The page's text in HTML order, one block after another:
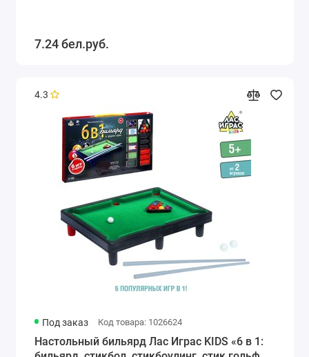
7.24 бел.руб.
4.3
Под заказ Код товара: 1026624
Настольный бильярд Лас Играс KIDS «6 в 1: